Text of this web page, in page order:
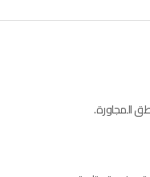
المجاورة.